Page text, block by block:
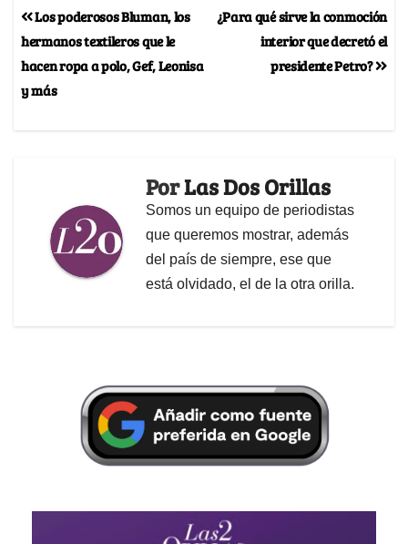
¿Para qué sirve la conmoción
interior que decretó el
presidente Petro?
Los poderosos Bluman, los
hermanos textileros que le
hacen ropa a polo, Gef, Leonisa
y más
PorLas Dos Orillas
Somos un equipo de periodistas
que queremos mostrar, además
del país de siempre, ese que
está olvidado, el de la otra orilla.